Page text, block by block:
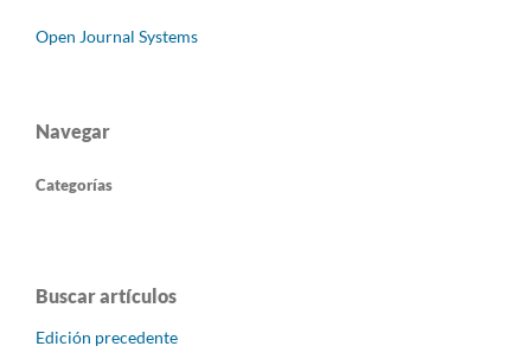
Open Journal Systems
Navegar
Categorías
Buscar artículos
Edición precedente